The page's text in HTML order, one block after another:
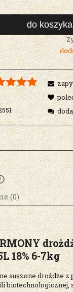
do koszyka
(0)
18% 6-7kg
suszone drożdże z